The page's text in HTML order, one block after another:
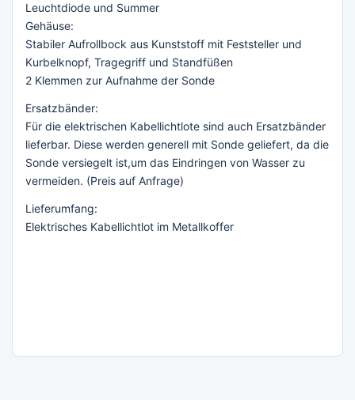
Leuchtdiode und Summer
Gehäuse:
Stabiler Aufrollbock aus Kunststoff mit Feststeller und
Kurbelknopf, Tragegriff und Standfüßen
2 Klemmen zur Aufnahme der Sonde
Ersatzbänder:
Für die elektrischen Kabellichtlote sind auch Ersatzbänder
lieferbar. Diese werden generell mit Sonde geliefert, da die
Sonde versiegelt ist,um das Eindringen von Wasser zu
vermeiden. (Preis auf Anfrage)
Lieferumfang:
Elektrisches Kabellichtlot im Metallkoffer